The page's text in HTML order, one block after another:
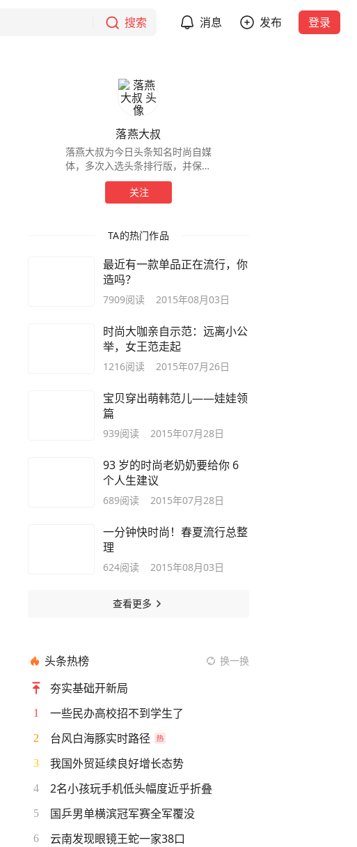
搜索 消息 发布 登录
落燕大叔
落燕大叔为今日头条知名时尚自媒
体，多次入选头条排行版，并保持
在搜狐全媒体排行榜中位列前50
名。
关注
TA的热门作品
最近有一款单品正在流行，你
造吗？
7909阅读 2015年08月03日
时尚大咖亲自示范：远离小公
举，女王范走起
1216阅读 2015年07月26日
宝贝穿出萌韩范儿——娃娃领
篇
939阅读 2015年07月28日
93 岁的时尚老奶奶要给你 6
个人生建议
689阅读 2015年07月28日
一分钟快时尚！春夏流行总整
理
624阅读 2015年08月03日
查看更多
头条热榜 换一换
夯实基础开新局
1 一些民办高校招不到学生了
2 台风白海豚实时路径
3 我国外贸延续良好增长态势
4 2名小孩玩手机低头幅度近乎折叠
5 国乒男单横滨冠军赛全军覆没
6 云南发现眼镜王蛇一家38口